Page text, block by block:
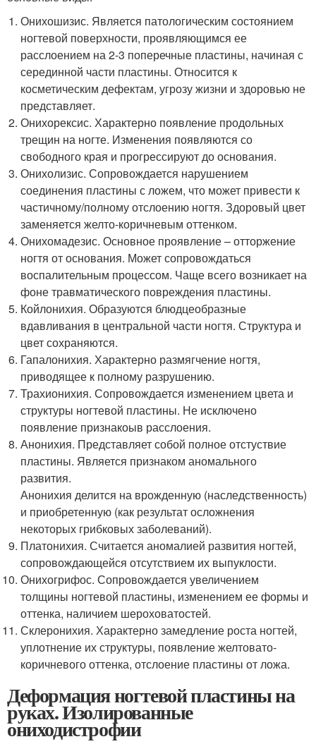
Онихошизис. Является патологическим состоянием
ногтевой поверхности, проявляющимся ее
расслоением на 2-3 поперечные пластины, начиная с
серединной части пластины. Относится к
косметическим дефектам, угрозу жизни и здоровью не
представляет.
Онихорексис. Характерно появление продольных
трещин на ногте. Изменения появляются со
свободного края и прогрессируют до основания.
Онихолизис. Сопровождается нарушением
соединения пластины с ложем, что может привести к
частичному/полному отслоению ногтя. Здоровый цвет
заменяется желто-коричневым оттенком.
Онихомадезис. Основное проявление – отторжение
ногтя от основания. Может сопровождаться
воспалительным процессом. Чаще всего возникает на
фоне травматического повреждения пластины.
Койлонихия. Образуются блюдцеобразные
вдавливания в центральной части ногтя. Структура и
цвет сохраняются.
Гапалонихия. Характерно размягчение ногтя,
приводящее к полному разрушению.
Трахионихия. Сопровождается изменением цвета и
структуры ногтевой пластины. Не исключено
появление признакоыв расслоения.
Анонихия. Представляет собой полное отстуствие
пластины. Является признаком аномального
развития.
Анонихия делится на врожденную (наследственность)
и приобретенную (как результат осложнения
некоторых грибковых заболеваний).
Платонихия. Считается аномалией развития ногтей,
сопровождающейся отсутствием их выпуклости.
Онихогрифос. Сопровождается увеличением
толщины ногтевой пластины, изменением ее формы и
оттенка, наличием шероховатостей.
Склеронихия. Характерно замедление роста ногтей,
уплотнение их структуры, появление желтовато-
коричневого оттенка, отслоение пластины от ложа.
Деформация ногтевой пластины на
руках. Изолированные
ониходистрофии